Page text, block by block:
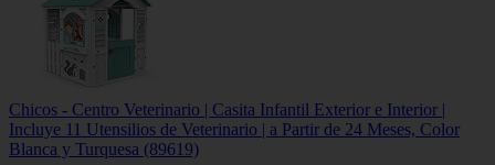
Chicos - Centro Veterinario | Casita Infantil Exterior e Interior |
Incluye 11 Utensilios de Veterinario | a Partir de 24 Meses, Color
Blanca y Turquesa (89619)